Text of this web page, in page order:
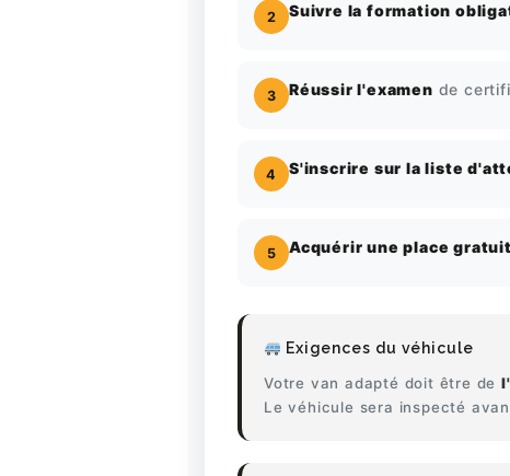
2 Suivre la formation
3 Réussir l'examen de
4 S'inscrire sur la liste
5 Acquérir une place
Exigences du véhicule
Votre van adapté doit être de
Le véhicule sera inspecté